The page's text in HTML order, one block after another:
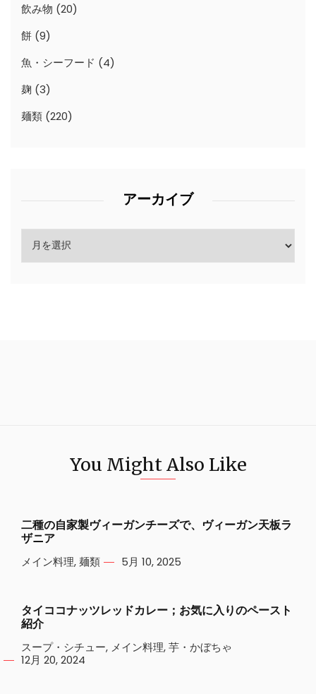
飲み物 (20)
餅 (9)
魚・シーフード (4)
麹 (3)
麺類 (220)
アーカイブ
You Might Also Like
二種の自家製ヴィーガンチーズで、ヴィーガン天板ラ
ザニア
メイン料理,麺類 5月 10, 2025
タイココナッツレッドカレー；お気に入りのペースト
紹介
スープ・シチュー, メイン料理,芋・かぼちゃ
12月 20, 2024